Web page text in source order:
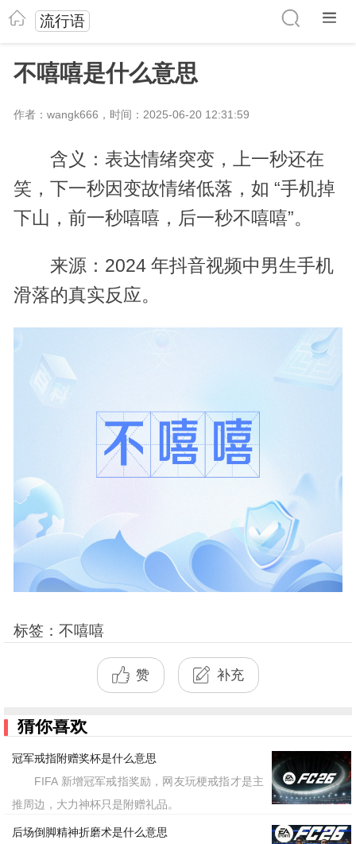
流行语
不嘻嘻是什么意思
作者：wangk666，时间：2025-06-20 12:31:59
含义：表达情绪突变，上一秒还在
笑，下一秒因变故情绪低落，如 “手机掉
下山，前一秒嘻嘻，后一秒不嘻嘻”。
来源：2024 年抖音视频中男生手机
滑落的真实反应。
标签：不嘻嘻
赞 补充
猜你喜欢
冠军戒指附赠奖杯是什么意思
FIFA 新增冠军戒指奖励，网友玩梗戒指才是主
推周边，大力神杯只是附赠礼品。
后场倒脚精神折磨术是什么意思